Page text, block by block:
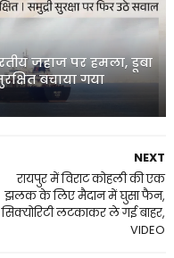
जहाज पर हमला, डूबा
बचाया गया
NEXT
रायपुर में व‍िराट कोहली की एक
झलक के लिए मैदान में घुसा फैन,
स‍िक्योर‍िटी लटकाकर ले गई बाहर,
VIDEO